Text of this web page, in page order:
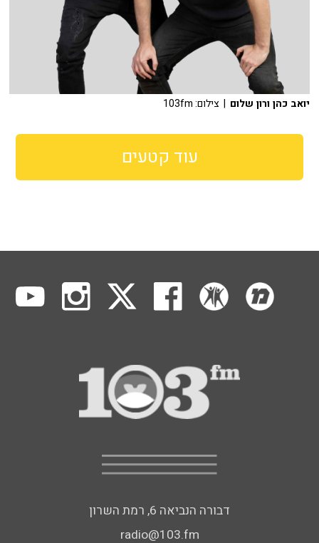
יואב כהן ורון שלום | צילום: 103fm
עוד קטעים
דבורה הנביאה 6, רמת השרון
radio@103.fm